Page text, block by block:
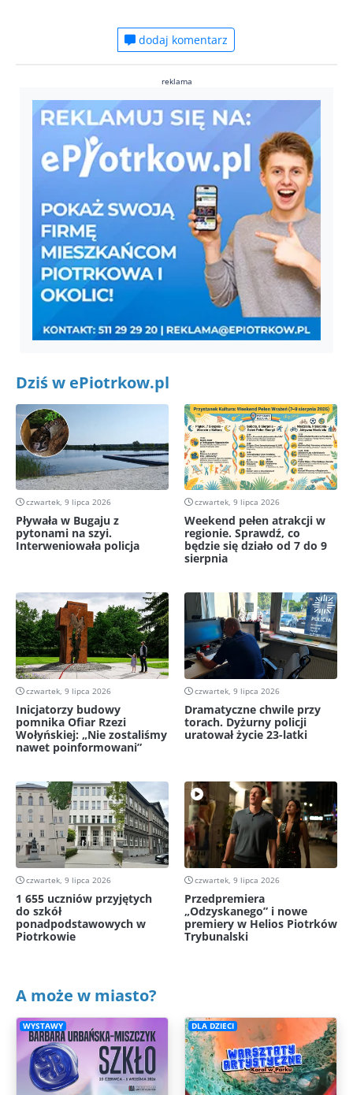
dodaj komentarz
reklama
Dziś w ePiotrkow.pl
czwartek, 9 lipca 2026
Pływała w Bugaju z
pytonami na szyi.
Interweniowała policja
czwartek, 9 lipca 2026
Weekend pełen atrakcji w
regionie. Sprawdź, co
będzie się działo od 7 do 9
sierpnia
czwartek, 9 lipca 2026
Inicjatorzy budowy
pomnika Ofiar Rzezi
Wołyńskiej: „Nie zostaliśmy
nawet poinformowani”
czwartek, 9 lipca 2026
Dramatyczne chwile przy
torach. Dyżurny policji
uratował życie 23-latki
czwartek, 9 lipca 2026
1 655 uczniów przyjętych
do szkół
ponadpodstawowych w
Piotrkowie
czwartek, 9 lipca 2026
Przedpremiera
„Odzyskanego” i nowe
premiery w Helios Piotrków
Trybunalski
A może w miasto?
WYSTAWY DLA DZIECI